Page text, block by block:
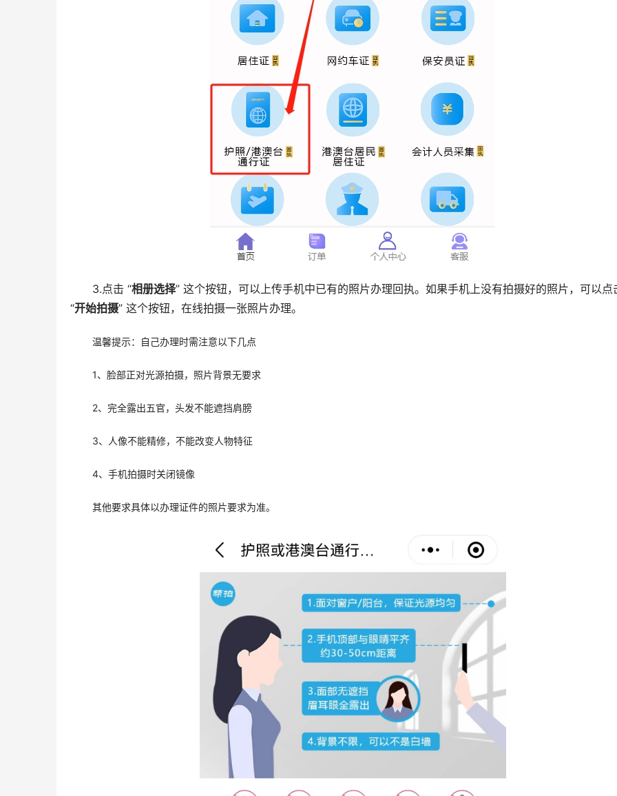
3.点击 “相册选择” 这个按钮，可以上传手机中已有的照片办理回执。如果手机上没有拍摄好的照片，可以点
“开始拍摄” 这个按钮，在线拍摄一张照片办理。
温馨提示：自己办理时需注意以下几点
1、脸部正对光源拍摄，照片背景无要求
2、完全露出五官，头发不能遮挡肩膀
3、人像不能精修，不能改变人物特征
4、手机拍摄时关闭镜像
其他要求具体以办理证件的照片要求为准。